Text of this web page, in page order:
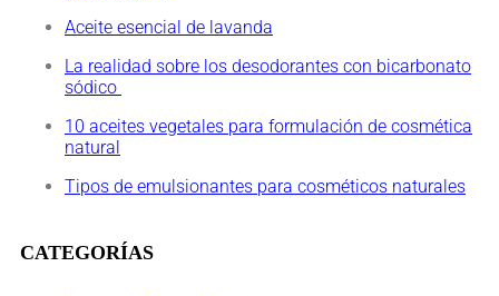
Aceite esencial de lavanda
La realidad sobre los desodorantes con bicarbonato
sódico
10 aceites vegetales para formulación de cosmética
natural
Tipos de emulsionantes para cosméticos naturales
CATEGORÍAS